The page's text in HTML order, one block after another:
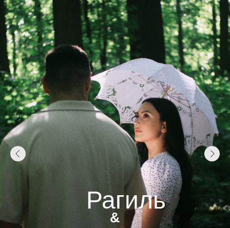
&
Рагиль